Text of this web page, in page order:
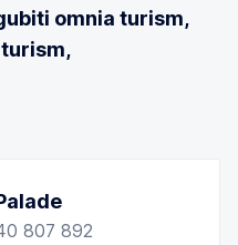
omnia turism,
807 892